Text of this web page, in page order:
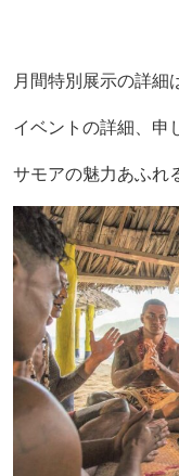
月間特別展示の詳細
イベントの詳細、申
サモアの魅力あふれ